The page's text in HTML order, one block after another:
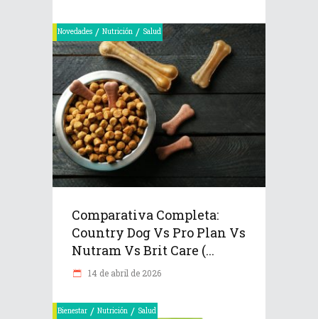
Novedades / Nutrición / Salud
Comparativa Completa:
Country Dog Vs Pro Plan Vs
Nutram Vs Brit Care (...
14 de abril de 2026
Bienestar / Nutrición / Salud